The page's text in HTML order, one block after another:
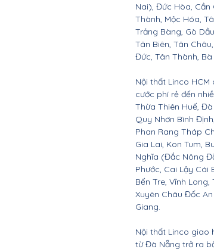
Nai), Đức Hòa, Cần
Thành, Mộc Hóa,
Trảng Bàng, Gò
Tân Biên, Tân
Đức, Tân Thành,
Nội thất Linco
cước phí rẻ đến
Thừa Thiên Huế,
Quy Nhơn Bình
Phan Rang Tháp
Gia Lai, Kon Tum,
Nghĩa (Đắc Nông
Phước, Cai Lậy Cái
Bến Tre, Vĩnh
Xuyên Châu Đốc
Giang.
Nội thất Linco giao
từ Đà Nẵng trở ra